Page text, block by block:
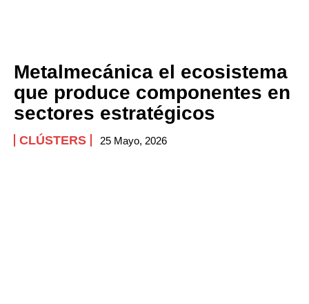
Metalmecánica el ecosistema
que produce componentes en
sectores estratégicos
CLÚSTERS 25 Mayo, 2026